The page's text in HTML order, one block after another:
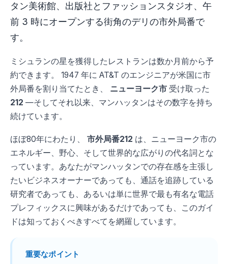
タン美術館、出版社とファッションスタジオ、午
前 3 時にオープンする街角のデリの市外局番で
す。
ミシュランの星を獲得したレストランは数か月前から予
約できます。 1947 年に AT&T のエンジニアが米国に市
外局番を割り当てたとき、 ニューヨーク市 受け取った
212 —そしてそれ以来、マンハッタンはその数字を持ち
続けています。
ほぼ80年にわたり、 市外局番212 は、ニューヨーク市の
エネルギー、野心、そして世界的な広がりの代名詞とな
っています。あなたがマンハッタンでの存在感を主張し
たいビジネスオーナーであっても、通話を追跡している
研究者であっても、あるいは単に世界で最も有名な電話
プレフィックスに興味があるだけであっても、このガイ
ドは知っておくべきすべてを網羅しています。
重要なポイント